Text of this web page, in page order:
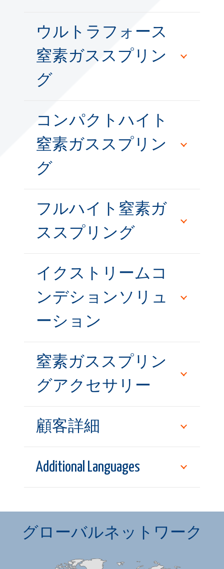
ウルトラフォース
窒素ガススプリン
グ
コンパクトハイト
窒素ガススプリン
グ
フルハイト窒素ガ
ススプリング
イクストリームコ
ンデションソリュ
ーション
窒素ガススプリン
グアクセサリー
顧客詳細
Additional Languages
グローバルネットワーク